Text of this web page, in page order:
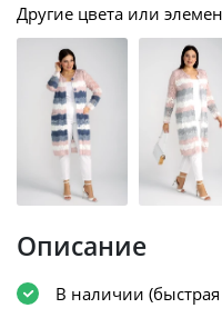
Другие цвета или
Описание
В наличии (быстрая